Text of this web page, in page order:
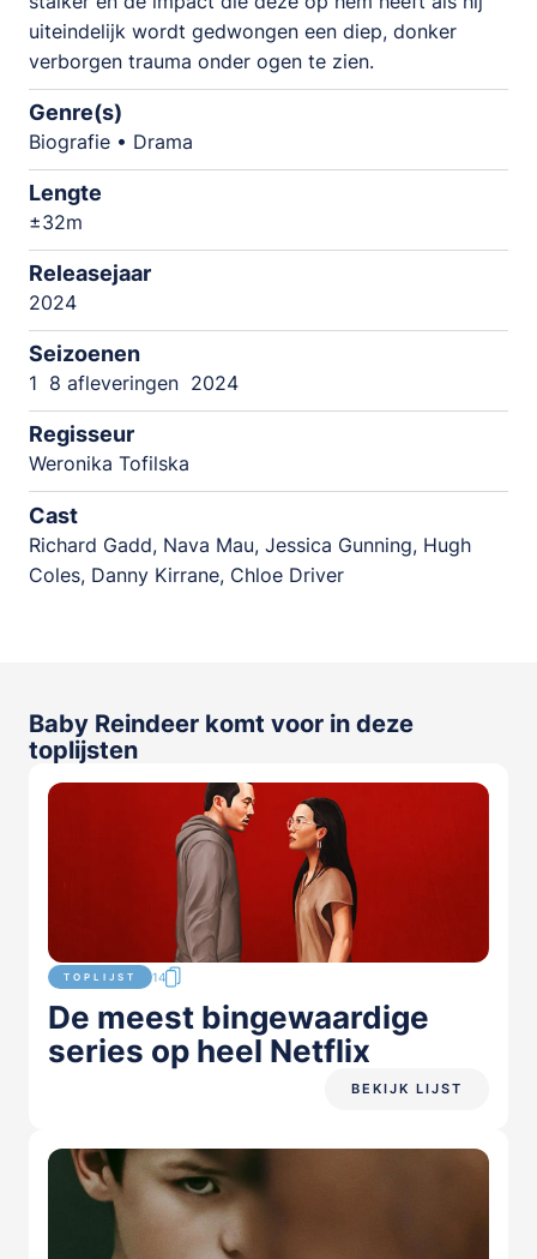
uiteindelijk wordt gedwongen een diep, donker
verborgen trauma onder ogen te zien.
Genre(s)
Biografie • Drama
Lengte
±32m
Releasejaar
2024
Seizoenen
1 8 afleveringen 2024
Regisseur
Weronika Tofilska
Cast
Richard Gadd, Nava Mau, Jessica Gunning, Hugh
Coles, Danny Kirrane, Chloe Driver
Baby Reindeer komt voor in deze
toplijsten
TOPLIJST 14
De meest bingewaardige
series op heel Netflix
BEKIJK LIJST